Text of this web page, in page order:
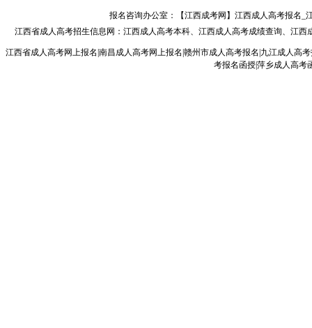
报名咨询办公室：【江西成考网】江西成人高考报名
江西省成人高考招生信息网： 江西成人高考本科、 江西成人高考成绩查询、 江西
江西省成人高考网上报名|南昌成人高考网上报名|赣州市成人高考报名|九江成人高
考报名函授|萍乡成人高考